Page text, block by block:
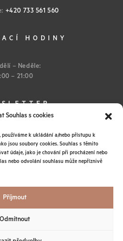
Souhlas s cookies
k ukládání a/nebo přístupu k
jsou soubory cookies. Souhlas s těmito
údaje, jako je chování při procházení nebo
nebo odvolání souhlasu může nepříznivě
Příjmout
Odmítnout
+420 733 561 560
HODINY
– Neděle:
– 21:00
podmínky
IEM SPA
práva vyhrazena
podmínkami používání